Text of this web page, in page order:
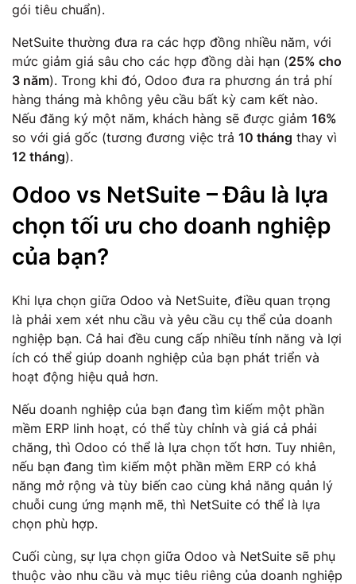
gói tiêu chuẩn).
NetSuite thường đưa ra các hợp đồng nhiều năm, với
mức giảm giá sâu cho các hợp đồng dài hạn (25% cho
3 năm). Trong khi đó, Odoo đưa ra phương án trả phí
hàng tháng mà không yêu cầu bất kỳ cam kết nào.
Nếu đăng ký một năm, khách hàng sẽ được giảm 16%
so với giá gốc (tương đương việc trả 10 tháng thay vì
12 tháng).
Odoo vs NetSuite – Đâu là lựa
chọn tối ưu cho doanh nghiệp
của bạn?
Khi lựa chọn giữa Odoo và NetSuite, điều quan trọng
là phải xem xét nhu cầu và yêu cầu cụ thể của doanh
nghiệp bạn. Cả hai đều cung cấp nhiều tính năng và lợi
ích có thể giúp doanh nghiệp của bạn phát triển và
hoạt động hiệu quả hơn.
Nếu doanh nghiệp của bạn đang tìm kiếm một phần
mềm ERP linh hoạt, có thể tùy chỉnh và giá cả phải
chăng, thì Odoo có thể là lựa chọn tốt hơn. Tuy nhiên,
nếu bạn đang tìm kiếm một phần mềm ERP có khả
năng mở rộng và tùy biến cao cùng khả năng quản lý
chuỗi cung ứng mạnh mẽ, thì NetSuite có thể là lựa
chọn phù hợp.
Cuối cùng, sự lựa chọn giữa Odoo và NetSuite sẽ phụ
thuộc vào nhu cầu và mục tiêu riêng của doanh nghiệp